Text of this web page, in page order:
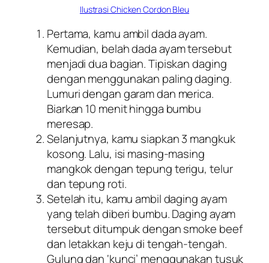
Ilustrasi Chicken Cordon Bleu
Pertama, kamu ambil dada ayam.
Kemudian, belah dada ayam tersebut
menjadi dua bagian. Tipiskan daging
dengan menggunakan paling daging.
Lumuri dengan garam dan merica.
Biarkan 10 menit hingga bumbu
meresap.
Selanjutnya, kamu siapkan 3 mangkuk
kosong. Lalu, isi masing-masing
mangkok dengan tepung terigu, telur
dan tepung roti.
Setelah itu, kamu ambil daging ayam
yang telah diberi bumbu. Daging ayam
tersebut ditumpuk dengan smoke beef
dan letakkan keju di tengah-tengah.
Gulung dan ‘kunci’ menggunakan tusuk